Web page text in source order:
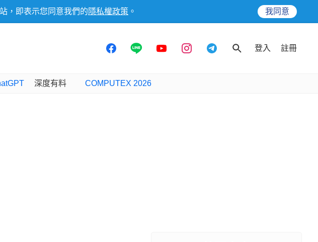
，即表示您同意我們的 隱私權政策 。 我同意
登入 註冊
深度有料 COMPUTEX 2026